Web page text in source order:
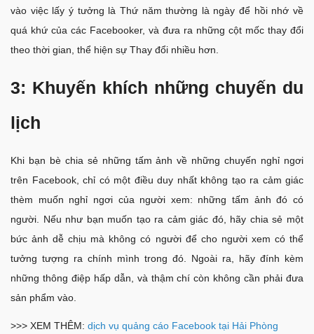
vào việc lấy ý tưởng là Thứ năm thường là ngày để hồi nhớ về
quá khứ của các Facebooker, và đưa ra những cột mốc thay đổi
theo thời gian, thể hiện sự Thay đổi nhiều hơn.
3: Khuyến khích những chuyến du
lịch
Khi bạn bè chia sẻ những tấm ảnh về những chuyến nghỉ ngơi
trên Facebook, chỉ có một điều duy nhất không tạo ra cảm giác
thèm muốn nghỉ ngơi của người xem: những tấm ảnh đó có
người. Nếu như bạn muốn tạo ra cảm giác đó, hãy chia sẻ một
bức ảnh dễ chịu mà không có người để cho người xem có thể
tưởng tượng ra chính mình trong đó. Ngoài ra, hãy đính kèm
những thông điệp hấp dẫn, và thậm chí còn không cần phải đưa
sản phẩm vào.
>>> XEM THÊM: dịch vụ quảng cáo Facebook tại Hải Phòng